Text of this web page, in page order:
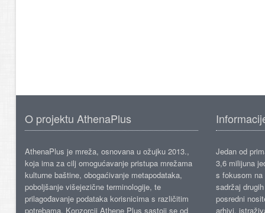
O projektu AthenaPlus
AthenaPlus je mreža, osnovana u ožujku 2013.,
koja ima za cilj omogućavanje pristupa mrežama
kulturne baštine, obogaćivanje metapodataka,
poboljšanje višejezične terminologije, te
prilagođavanje podataka korisnicima s različitim
potrebama. Konzorcij Athene Plus sastoji se od
Jedan od
3,6 milijuna
s fokusom
sadržaj
posredni
arhivi,